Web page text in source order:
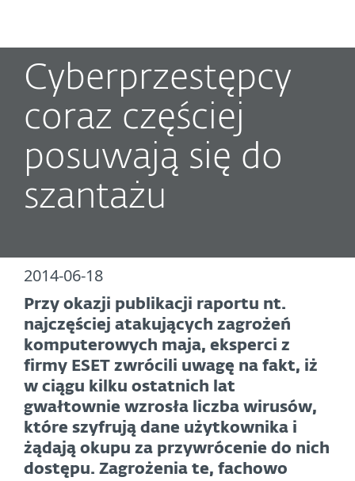
Cyberprzestępcy
coraz częściej
posuwają się do
szantażu
2014-06-18
Przy okazji publikacji raportu nt.
najczęściej atakujących zagrożeń
komputerowych maja, eksperci z
firmy ESET zwrócili uwagę na fakt, iż
w ciągu kilku ostatnich lat
gwałtownie wzrosła liczba wirusów,
które szyfrują dane użytkownika i
żądają okupu za przywrócenie do nich
dostępu. Zagrożenia te, fachowo